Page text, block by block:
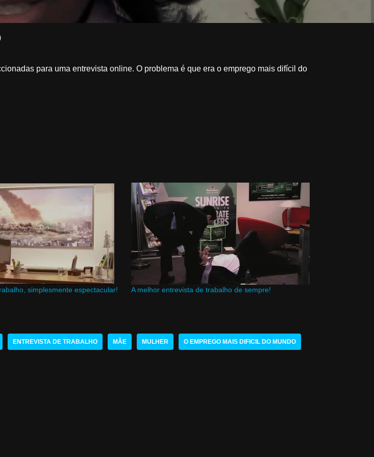
para uma entrevista online. O problema é que era o emprego mais difícil do
simplesmente espectacular! A melhor entrevista de trabalho de sempre!
ENTREVISTA DE TRABALHO MÃE MULHER O EMPREGO MAIS DIFICIL DO MUNDO